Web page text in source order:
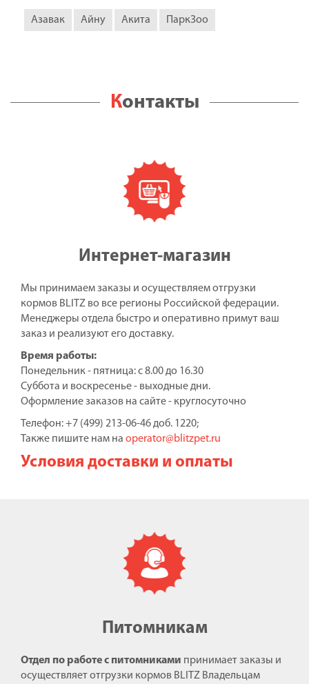
Азавак Айну Акита ПаркЗоо
Контакты
Интернет-магазин
Мы принимаем заказы и осуществляем отгрузки
кормов BLITZ во все регионы Российской федерации.
Менеджеры отдела быстро и оперативно примут ваш
заказ и реализуют его доставку.
Время работы:
Понедельник - пятница: с 8.00 до 16.30
Суббота и воскресенье - выходные дни.
Оформление заказов на сайте - круглосуточно
Телефон: +7 (499) 213-06-46 доб. 1220;
Также пишите нам на operator@blitzpet.ru
Условия доставки и оплаты
Питомникам
Отдел по работе с питомниками принимает заказы и
осуществляет отгрузки кормов BLITZ Владельцам